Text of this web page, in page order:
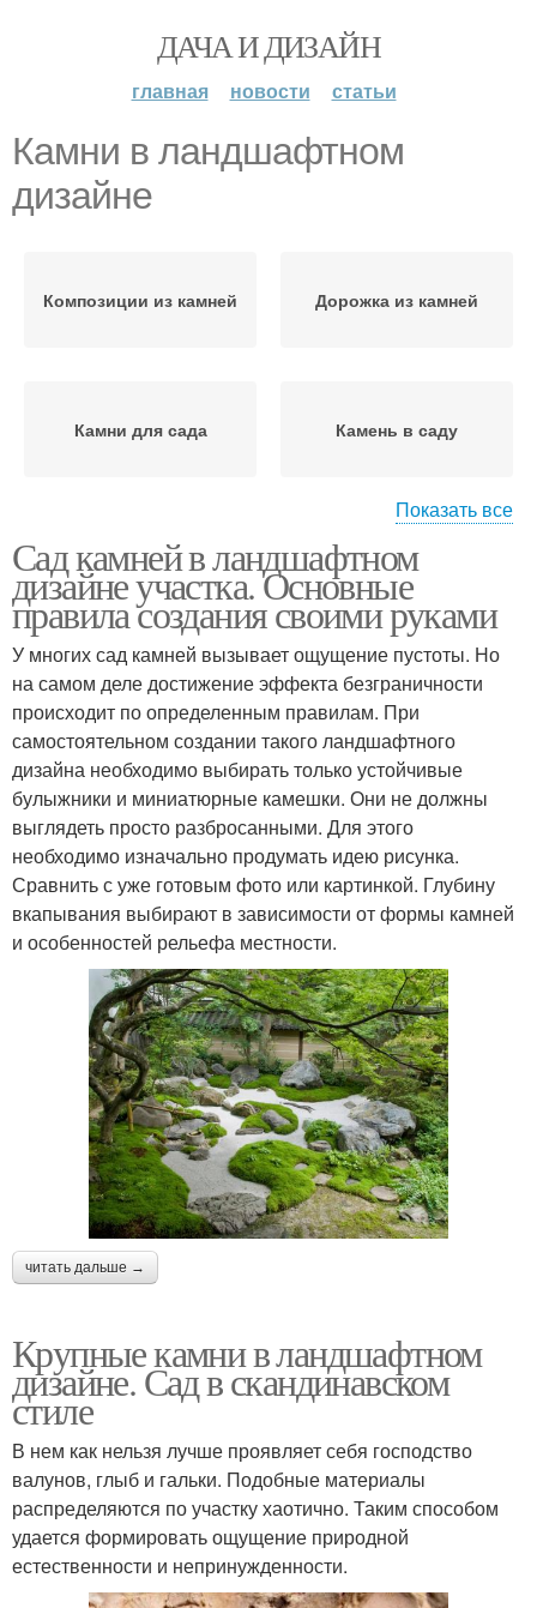
ДАЧА И ДИЗАЙН
главная новости статьи
Камни в ландшафтном
дизайне
Композиции из камней Дорожка из камней
Камни для сада Камень в саду
Камни для
ландшафтного дизайна
Идеи с натуральным
камнем
Природный камень Натуральный камень
Ландшафтный дизайн Дизайн из камней
Крупные камни Природные камни
Камень в японском саду
Камень в ландшафтном
дизайне
Ракушняк в
ландшафтном дизайне
Ракушечник в дизайне
Дизайн с камнями
Камни для дачи Лёгкий камень
Декоративные камни
Показать все
Сад камней в ландшафтном
дизайне участка. Основные
правила создания своими руками
У многих сад камней вызывает ощущение пустоты. Но
на самом деле достижение эффекта безграничности
происходит по определенным правилам. При
самостоятельном создании такого ландшафтного
дизайна необходимо выбирать только устойчивые
булыжники и миниатюрные камешки. Они не должны
выглядеть просто разбросанными. Для этого
необходимо изначально продумать идею рисунка.
Сравнить с уже готовым фото или картинкой. Глубину
вкапывания выбирают в зависимости от формы камней
и особенностей рельефа местности.
читать дальше →
Крупные камни в ландшафтном
дизайне. Сад в скандинавском
стиле
В нем как нельзя лучше проявляет себя господство
валунов, глыб и гальки. Подобные материалы
распределяются по участку хаотично. Таким способом
удается формировать ощущение природной
естественности и непринужденности.